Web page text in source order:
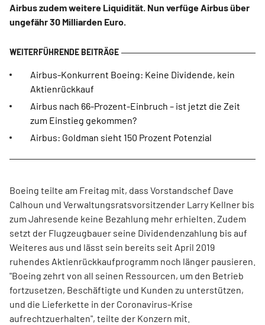
Airbus zudem weitere Liquidität. Nun verfüge Airbus über
ungefähr 30 Milliarden Euro.
Airbus-Konkurrent Boeing: Keine Dividende, kein
Aktienrückkauf
Airbus nach 66-Prozent-Einbruch – ist jetzt die Zeit
zum Einstieg gekommen?
Airbus: Goldman sieht 150 Prozent Potenzial
Boeing teilte am Freitag mit, dass Vorstandschef Dave
Calhoun und Verwaltungsratsvorsitzender Larry Kellner bis
zum Jahresende keine Bezahlung mehr erhielten. Zudem
setzt der Flugzeugbauer seine Dividendenzahlung bis auf
Weiteres aus und lässt sein bereits seit April 2019
ruhendes Aktienrückkaufprogramm noch länger pausieren.
"Boeing zehrt von all seinen Ressourcen, um den Betrieb
fortzusetzen, Beschäftigte und Kunden zu unterstützen,
und die Lieferkette in der Coronavirus-Krise
aufrechtzuerhalten", teilte der Konzern mit.